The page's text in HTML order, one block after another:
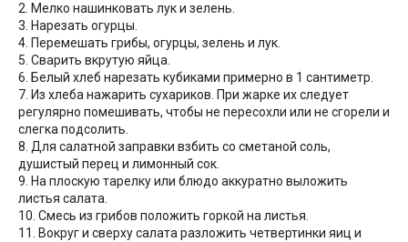
2. Мелко нашинковать лук и зелень.
3. Нарезать огурцы.
4. Перемешать грибы, огурцы, зелень и лук.
5. Сварить вкрутую яйца.
6. Белый хлеб нарезать кубиками примерно в 1 сантиметр.
7. Из хлеба нажарить сухариков. При жарке их следует
регулярно помешивать, чтобы не пересохли или не сгорели и
слегка подсолить.
8. Для салатной заправки взбить со сметаной соль,
душистый перец и лимонный сок.
9. На плоскую тарелку или блюдо аккуратно выложить
листья салата.
10. Смесь из грибов положить горкой на листья.
11. Вокруг и сверху салата разложить четвертинки яиц и